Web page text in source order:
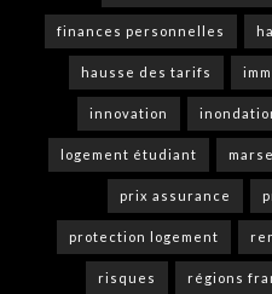
finances personnelles
hausse des tarifs
innovation
logement étudiant
prix assurance
protection logement
risques régions